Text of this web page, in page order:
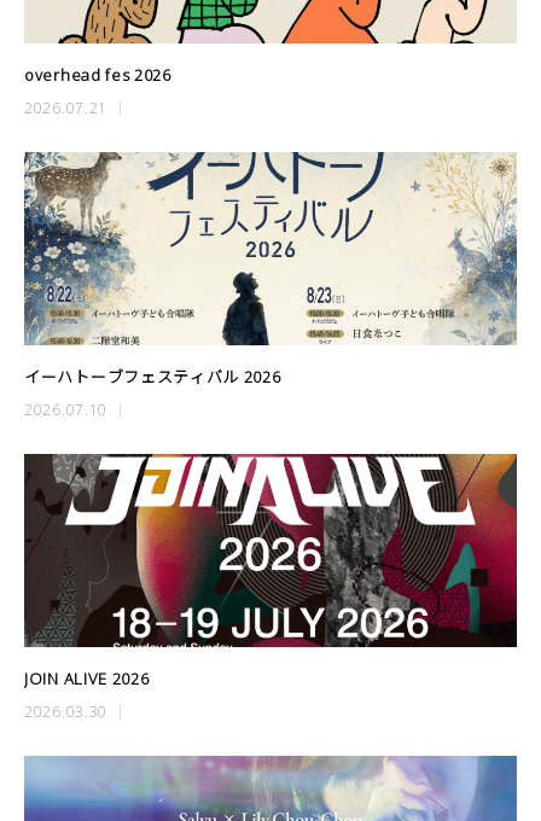
overhead fes 2026
2026.07.21
イーハトーブフェスティバル 2026
2026.07.10
JOIN ALIVE 2026
2026.03.30